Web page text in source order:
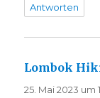
Antworten
Lombok
25. Mai 2023 um